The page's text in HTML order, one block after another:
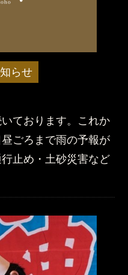
らせ
ております。これか
ごろまで雨の予報が
止め・土砂災害など